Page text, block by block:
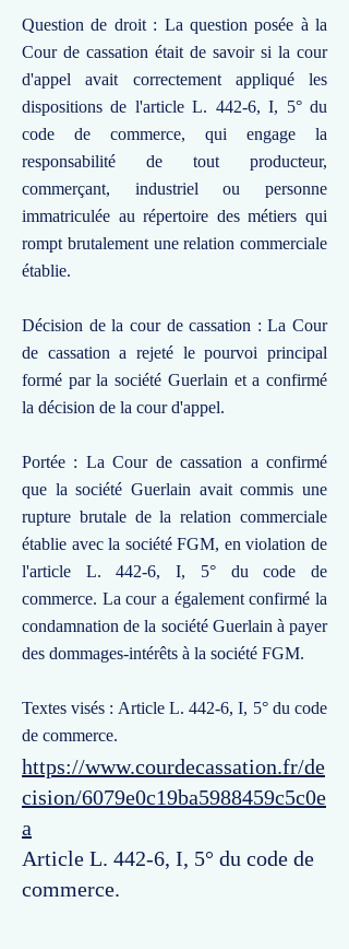
Question de droit : La question posée à la
Cour de cassation était de savoir si la cour
d'appel avait correctement appliqué les
dispositions de l'article L. 442-6, I, 5° du
code de commerce, qui engage la
responsabilité de tout producteur,
commerçant, industriel ou personne
immatriculée au répertoire des métiers qui
rompt brutalement une relation commerciale
établie.
Décision de la cour de cassation : La Cour
de cassation a rejeté le pourvoi principal
formé par la société Guerlain et a confirmé
la décision de la cour d'appel.
Portée : La Cour de cassation a confirmé
que la société Guerlain avait commis une
rupture brutale de la relation commerciale
établie avec la société FGM, en violation de
l'article L. 442-6, I, 5° du code de
commerce. La cour a également confirmé la
condamnation de la société Guerlain à payer
des dommages-intérêts à la société FGM.
Textes visés : Article L. 442-6, I, 5° du code
de commerce.
https://www.courdecassation.fr/de
cision/6079e0c19ba5988459c5c0e
a
Article L. 442-6, I, 5° du code de
commerce.